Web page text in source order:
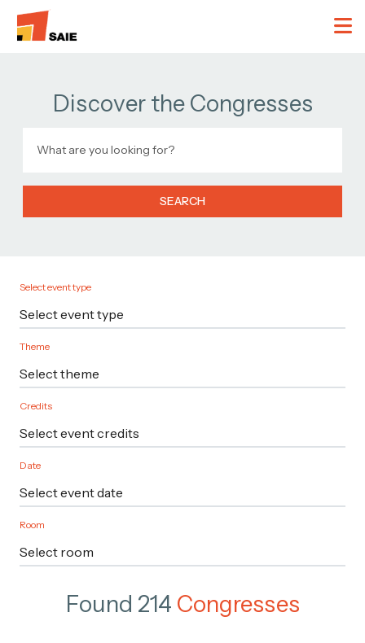
Discover the Congresses
SEARCH
Select event type
Theme
Credits
Date
Room
Found 214 Congresses